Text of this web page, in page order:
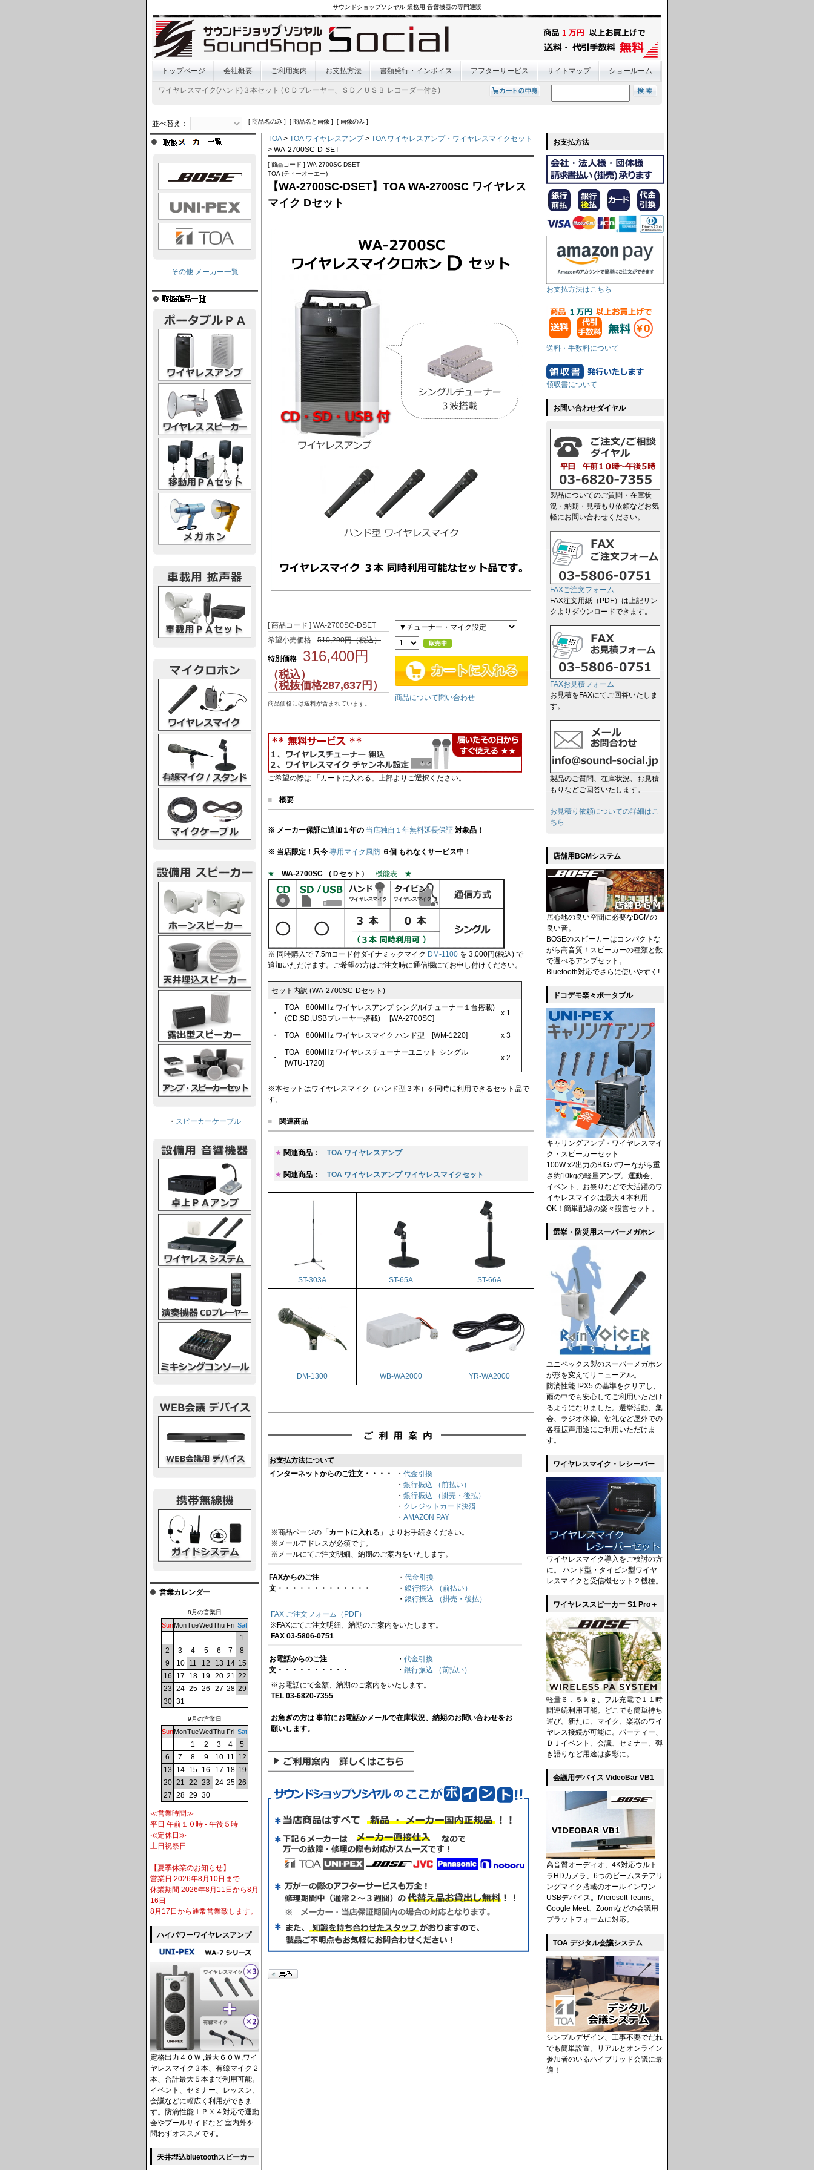
サウンドショップソシヤル 業務用 音響機器の専門通販
トップページ 会社概要 ご利用案内 お支払方法 書類発行・インボイス アフターサービス サイトマップ ショールーム
ワイヤレスマイク(ハンド)３本セット (ＣＤプレーヤー、ＳＤ／ＵＳＢ レコーダー付き)
並べ替え： [ 商品名のみ ] [ 商品名と画像 ] [ 画像のみ ]
TOA> TOA ワイヤレスアンプ> TOA ワイヤレスアンプ・ワイヤレスマイクセット
> WA-2700SC-D-SET
[ 商品コード ] WA-2700SC-DSET
TOA (ティーオーエー)
【WA-2700SC-DSET】TOA WA-2700SC ワイヤレス
マイク Dセット
[ 商品コード ] WA-2700SC-DSET
希望小売価格
510,290円（税込）
特別価格 316,400円
（税込）
（税抜価格287,637円）
商品価格には送料が含まれています。
商品について問い合わせ
ご希望の際は 「カートに入れる」上部よりご選択ください。
■ 概要
※ メーカー保証に追加１年の 当店独自１年無料延長保証 対象品！
※ 当店限定！只今 専用マイク風防 ６個 もれなくサービス中！
★ WA-2700SC （Ｄセット） 機能表 ★
※ 同時購入で 7.5mコード付ダイナミックマイク DM-1100 を 3,000円(税込) で
追加いただけます。ご希望の方はご注文時に通信欄にてお申し付けください。
セット内訳 (WA-2700SC-Dセット)
・
TOA 800MHz ワイヤレスアンプ シングル(チューナー１台搭載)
(CD,SD,USBプレーヤー搭載) [WA-2700SC]
x 1
・ TOA 800MHz ワイヤレスマイク ハンド型 [WM-1220] x 3
・
TOA 800MHz ワイヤレスチューナーユニット シングル
[WTU-1720]
x 2
※本セットはワイヤレスマイク（ハンド型３本）を同時に利用できるセット品で
す。
■ 関連商品
★ 関連商品： TOA ワイヤレスアンプ
★ 関連商品： TOA ワイヤレスアンプ ワイヤレスマイクセット
ST-303A ST-65A ST-66A
DM-1300 WB-WA2000 YR-WA2000
お支払方法について
インターネットからのご注文・・・・
・ 代金引換
・ 銀行振込 （前払い）
・ 銀行振込 （掛売・後払）
・ クレジットカード決済
・ AMAZON PAY
※商品ページの 「カートに入れる」
よりお手続きください。
※メールアドレスが必須です。
※メールにてご注文明細、納期のご案内をいたします。
FAXからのご注
文・・・・・・・・・・・・・
・ 代金引換
・ 銀行振込 （前払い）
・ 銀行振込 （掛売・後払）
FAX ご注文フォーム（PDF）
※FAXにてご注文明細、納期のご案内をいたします。
FAX 03-5806-0751
お電話からのご注
文・・・・・・・・・・
・ 代金引換
・ 銀行振込 （前払い）
※お電話にて金額、納期のご案内をいたします。
TEL 03-6820-7355
お急ぎの方は 事前にお電話かメールで在庫状況、納期のお問い合わせをお
願いします。
その他 メーカー一覧
・ スピーカーケーブル
営業カレンダー
8月の営業日
SunMonTueWedThu Fri Sat
1
2
3 4 5 6 7
8
9
10 11 12 13 14 15
16
17 18 19 20 21 22
23 24 25 26 27 28 29
30 31
9月の営業日
SunMonTueWedThu Fri Sat
1 2 3 4
5
6
7 8 9 10 11 12
13
14 15 16 17 18 19
20 21 22 23 24 25 26
27 28 29 30
≪営業時間≫
平日 午前１０時 - 午後５時
≪定休日≫
土日祝祭日
【夏季休業のお知らせ】
営業日 2026年8月10日まで
休業期間 2026年8月11日から8月
16日
8月17日から通常営業致します。
ハイパワーワイヤレスアンプ
定格出力４０Ｗ ,最大６０Ｗ,ワイ
ヤレスマイク３本、有線マイク２
本、合計最大５本まで利用可能。
イベント、セミナー、レッスン、
会議などに幅広く利用ができま
す。防滴性能ＩＰＸ４対応で運動
会やプールサイドなど 室内外を
問わずオススメです。
天井埋込bluetoothスピーカー
お支払方法
お支払方法はこちら
送料・手数料について
領収書について
お問い合わせダイヤル
製品についてのご質問・在庫状
況・納期・見積もり依頼などお気
軽にお問い合わせください。
FAXご注文フォーム
FAX注文用紙（PDF）は上記リン
クよりダウンロードできます。
FAXお見積フォーム
お見積をFAXにてご回答いたしま
す。
製品のご質問、在庫状況、お見積
もりなどご回答いたします。
お見積り依頼についての詳細はこ
ちら
店舗用BGMシステム
居心地の良い空間に必要なBGMの
良い音。
BOSEのスピーカーはコンパクトな
がら高音質！スピーカーの種類と数
で選べるアンプセット。
Bluetooth対応でさらに使いやすく!
ドコデモ楽々ポータブル
キャリングアンプ・ワイヤレスマイ
ク・スピーカーセット
100W x2出力のBIGパワーながら重
さ約10kgの軽量アンプ。運動会、
イベント、お祭りなどで大活躍のワ
イヤレスマイクは最大４本利用
OK！簡単配線の楽々設営セット。
選挙・防災用スーパーメガホン
ユニペックス製のスーパーメガホン
が形を変えてリニューアル。
防滴性能 IPX5 の基準をクリアし、
雨の中でも安心してご利用いただけ
るようになりました。選挙活動、集
会、ラジオ体操、朝礼など屋外での
各種拡声用途にご利用いただけま
す。
ワイヤレスマイク・レシーバー
ワイヤレスマイク導入をご検討の方
に。 ハンド型・タイピン型ワイヤ
レスマイクと受信機セット２機種。
ワイヤレススピーカー S1 Pro＋
軽量６．５ｋｇ、フル充電で１１時
間連続利用可能。どこでも簡単持ち
運び。新たに、マイク、楽器のワイ
ヤレス接続が可能に。パーティー、
ＤＪイベント、会議、セミナー、弾
き語りなど用途は多彩に。
会議用デバイス VideoBar VB1
高音質オーディオ、4K対応ウルト
ラHDカメラ、6つのビームステアリ
ングマイク搭載のオールインワン
USBデバイス。Microsoft Teams、
Google Meet、Zoomなどの会議用
プラットフォームに対応。
TOA デジタル会議システム
シンプルデザイン、工事不要でだれ
でも簡単設置。リアルとオンライン
参加者のいるハイブリッド会議に最
適！